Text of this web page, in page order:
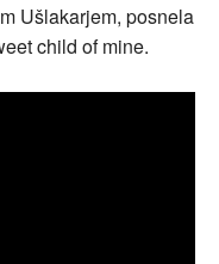
Ušlakarjem, posnela
child of mine.